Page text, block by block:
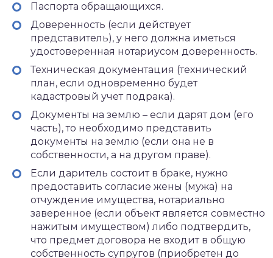
Паспорта обращающихся.
Доверенность (если действует
представитель), у него должна иметься
удостоверенная нотариусом доверенность.
Техническая документация (технический
план, если одновременно будет
кадастровый учет подрака).
Документы на землю – если дарят дом (его
часть), то необходимо представить
документы на землю (если она не в
собственности, а на другом праве).
Если даритель состоит в браке, нужно
предоставить согласие жены (мужа) на
отчуждение имущества, нотариально
заверенное (если объект является совместно
нажитым имуществом) либо подтвердить,
что предмет договора не входит в общую
собственность супругов (приобретен до